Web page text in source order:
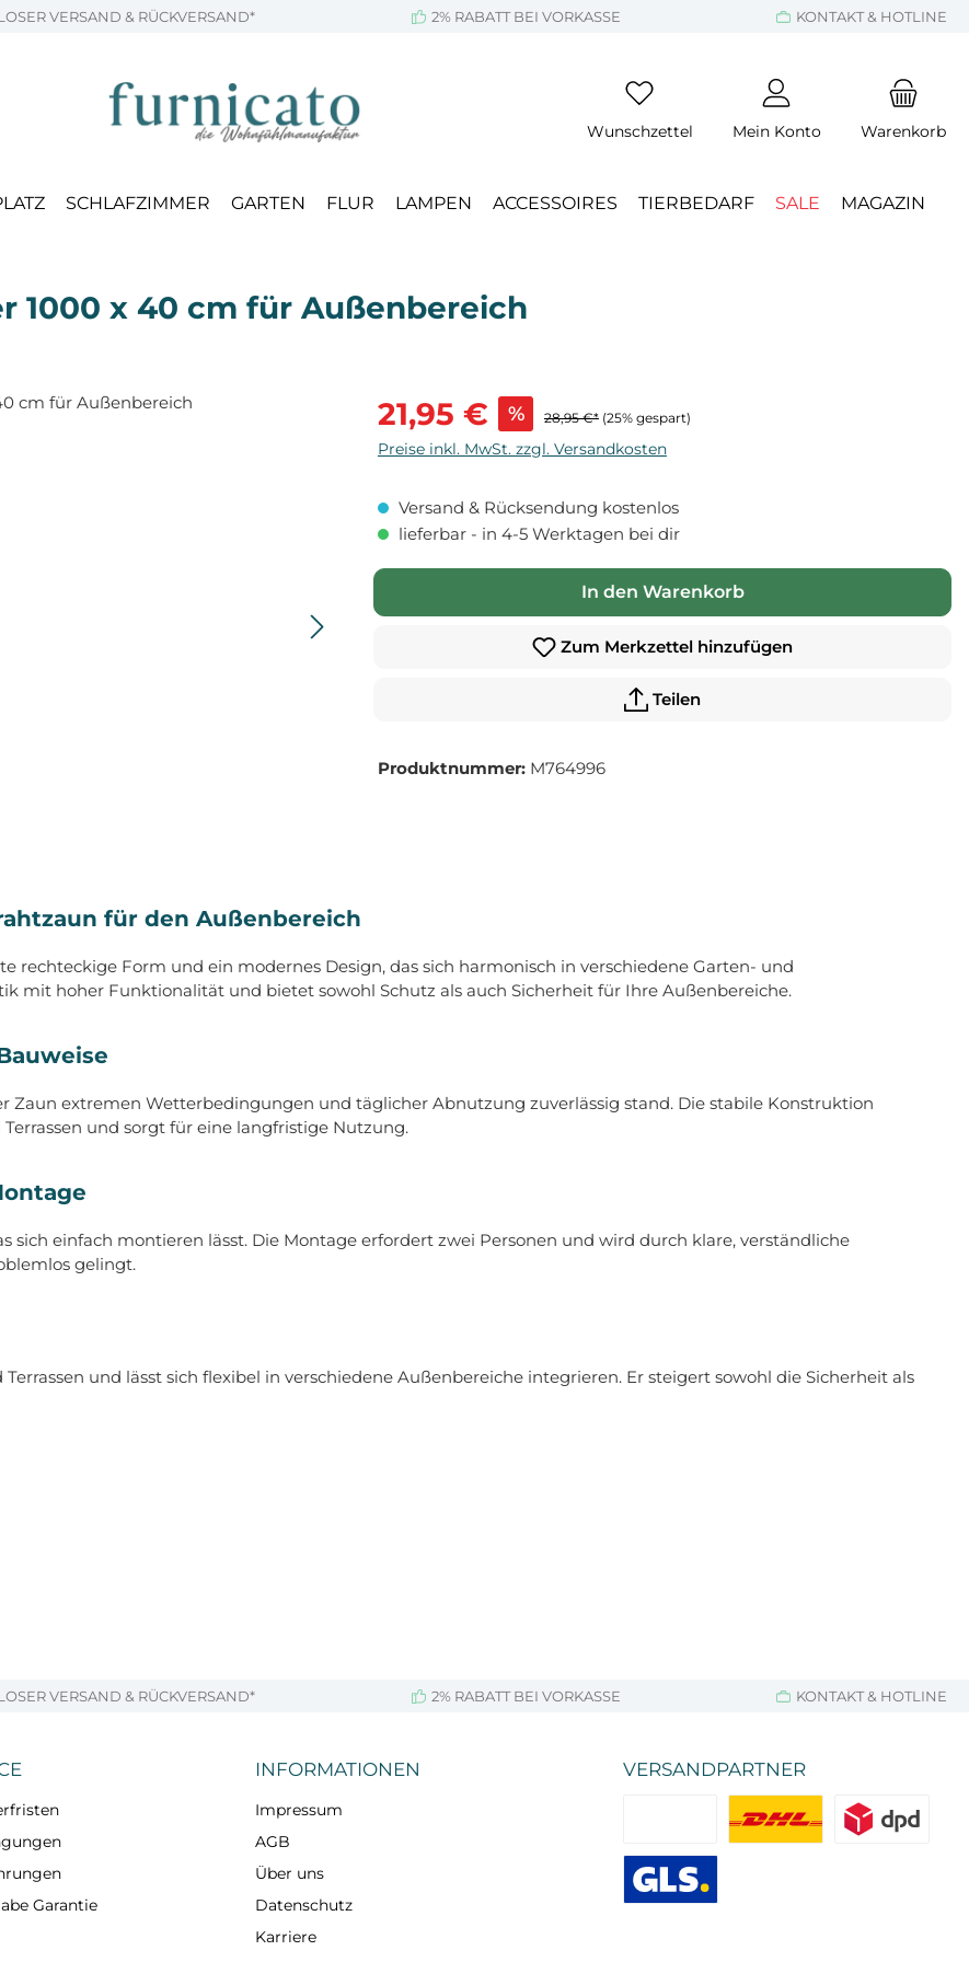
VERSAND & RÜCKVERSAND* 2% RABATT BEI VORKASSE KONTAKT & HOTLINE
Wunschzettel Mein Konto Warenkorb
SCHLAFZIMMER GARTEN FLUR LAMPEN ACCESSOIRES TIERBEDARF SALE MAGAZIN
1000 x 40 cm für Außenbereich
Verkaufspreis:
21,95 € % 28,95 €* (25% gespart)
Preise inkl. MwSt. zzgl. Versandkosten
Versand & Rücksendung kostenlos
lieferbar - in 4-5 Werktagen bei dir
In den Warenkorb
Zum Merkzettel hinzufügen
Teilen
Produktnummer: M764996
für den Außenbereich
rechteckige Form und ein modernes Design, das sich harmonisch in verschiedene Garten- und
mit hoher Funktionalität und bietet sowohl Schutz als auch Sicherheit für Ihre Außenbereiche.
Zaun extremen Wetterbedingungen und täglicher Abnutzung zuverlässig stand. Die stabile Konstruktion
und sorgt für eine langfristige Nutzung.
sich einfach montieren lässt. Die Montage erfordert zwei Personen und wird durch klare, verständliche
gelingt.
und lässt sich flexibel in verschiedene Außenbereiche integrieren. Er steigert sowohl die Sicherheit als
VERSAND & RÜCKVERSAND* 2% RABATT BEI VORKASSE KONTAKT & HOTLINE
Garantie
INFORMATIONEN
Impressum
AGB
Über uns
Datenschutz
Karriere
VERSANDPARTNER
Standard